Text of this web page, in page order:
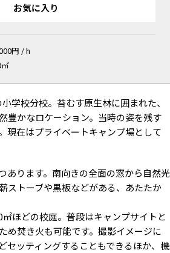
ブルを囲んでMV撮影や商
生い茂る校庭 / 夏
緑越しに校舎をとらえるアング
ル / 夏
お気に入り
円 / h
学校分校。苔むす原生林に囲まれた、
豊かなロケーション。当時の姿を残す
現在はプライベートキャンプ場として
あります。南向きの全面の窓から自然光
ストーブや黒板などがある、あたたか
ほどの校庭。普段はキャンプサイトと
め焚き火も可能です。撮影イメージに
セッティングすることもできるほか、機